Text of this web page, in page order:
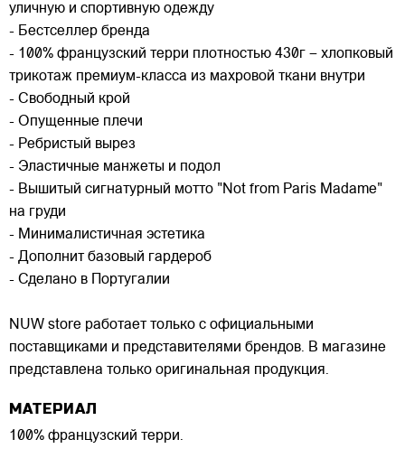
уличную и спортивную одежду
- Бестселлер бренда
- 100% французский терри плотностью 430г – хлопковый
трикотаж премиум-класса из махровой ткани внутри
- Свободный крой
- Опущенные плечи
- Ребристый вырез
- Эластичные манжеты и подол
- Вышитый сигнатурный мотто "Not from Paris Madame"
на груди
- Минималистичная эстетика
- Дополнит базовый гардероб
- Сделано в Португалии
NUW store работает только с официальными
поставщиками и представителями брендов. В магазине
представлена только оригинальная продукция.
МАТЕРИАЛ
100% французский терри.